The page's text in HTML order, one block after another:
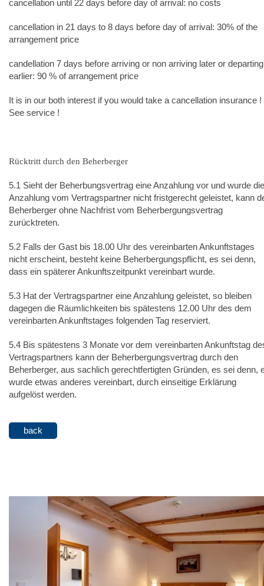
cancellation until 22 days before day of arrival: no costs
cancellation in 21 days to 8 days before day of arrival: 30% of the
arrangement price
candellation 7 days before arriving or non arriving later or departing
earlier: 90 % of arrangement price
It is in our both interest if you would take a cancellation insurance !
See service !
Rücktritt durch den Beherberger
5.1 Sieht der Beherbungsvertrag eine Anzahlung vor und wurde die
Anzahlung vom Vertragspartner nicht fristgerecht geleistet, kann
Beherberger ohne Nachfrist vom Beherbergungsvertrag
zurücktreten.
5.2 Falls der Gast bis 18.00 Uhr des vereinbarten Ankunftstages
nicht erscheint, besteht keine Beherbergungspflicht, es sei denn,
dass ein späterer Ankunftszeitpunkt vereinbart wurde.
5.3 Hat der Vertragspartner eine Anzahlung geleistet, so bleiben
dagegen die Räumlichkeiten bis spätestens 12.00 Uhr des dem
vereinbarten Ankunftstages folgenden Tag reserviert.
5.4 Bis spätestens 3 Monate vor dem vereinbarten Ankunftstag
Vertragspartners kann der Beherbergungsvertrag durch den
Beherberger, aus sachlich gerechtfertigten Gründen, es sei denn,
wurde etwas anderes vereinbart, durch einseitige Erklärung
aufgelöst werden.
back